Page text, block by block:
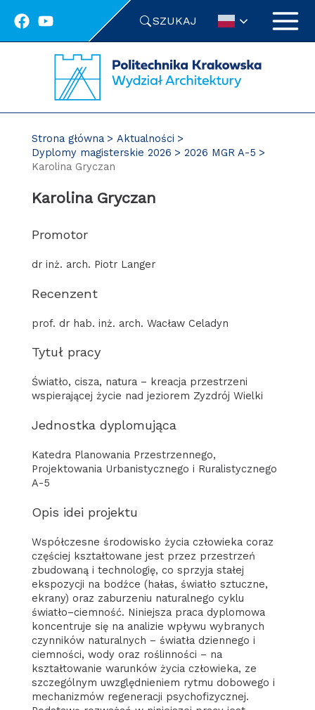
SZUKAJ
Strona główna
Aktualności
Dyplomy magisterskie 2026
2026 MGR A-5
Karolina Gryczan
Karolina Gryczan
Promotor
dr inż. arch. Piotr Langer
Recenzent
prof. dr hab. inż. arch. Wacław Celadyn
Tytuł pracy
Światło, cisza, natura – kreacja przestrzeni
wspierającej życie nad jeziorem Zyzdrój Wielki
Jednostka dyplomująca
Katedra Planowania Przestrzennego,
Projektowania Urbanistycznego i Ruralistycznego
A-5
Opis idei projektu
Współczesne środowisko życia człowieka coraz
częściej kształtowane jest przez przestrzeń
zbudowaną i technologię, co sprzyja stałej
ekspozycji na bodźce (hałas, światło sztuczne,
ekrany) oraz zaburzeniu naturalnego cyklu
światło–ciemność. Niniejsza praca dyplomowa
koncentruje się na analizie wpływu wybranych
czynników naturalnych – światła dziennego i
ciemności, wody oraz roślinności – na
kształtowanie warunków życia człowieka, ze
szczególnym uwzględnieniem rytmu dobowego i
mechanizmów regeneracji psychofizycznej.